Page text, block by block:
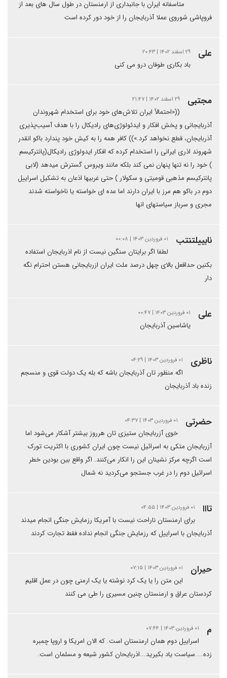
متاسفانه ایران با جانبداری از ارمنستان در طول سال های بعد از
فروپاشی شوروی عملا آذربایجان را از خود دور کرده است
علی ۲۹ اسفند ۱۴۰۲ | ۲۰:۴۳
باد بکاری طوفان درو می کنی
مجتبی ۲۹ اسفند ۱۴۰۲ | ۲۱:۴۷
((«احتمالاً ایران تلاش‌های خود برای استخدام شهروندان
آذربایجانی و پخش افکار و ایدئولوژی‌های رادیکال را با هدف آسیب‌پذیری
آذربایجان، قطع نخواهد کرد.»)) کافر همه را به کیش خود پندارد باکو انقدر
شهروند اذری ایرانی را استخدام کرده که افکار ایدولوژی رادیکال(پانترکیسم
) خود را نه تنها پنهان نمی کند بلکه مانند ویروس گسترش میدهد (لابی
پانترکیسم مذهبی قومیتی و سکولار ) حتی غربیها اذعان به تشکیل اسراییل
دوم در باکو هم مرز با ایران دارند اما عده ای خواسته یا ناخواسته شدند
مجری و سرباز سیاستهای انها
نابییلتنتب ۰۱ فروردین ۱۴۰۳ | ۰۰:۰۸
لطفا اگر برایتان سنگین نیست از نام اذربایجان استفاده
بکنین حداقعل بالای چهل درصد ملت ایران ازربایجانی هستن احترام نگه
دار
علی ۰۱ فروردین ۱۴۰۳ | ۰۰:۴۷
یاشاسین آذربایجان
ناظری ۰۱ فروردین ۱۴۰۳ | ۰۴:۲۹
اگه منظور تان آذربایجان باشه که بله یک دولت قوی و منسجم
زنده باد آذربایجان
حضرتی ۰۱ فروردین ۱۴۰۳ | ۰۴:۳۷
خوی آزربایجان ستیزی تان هرروز بیشتر آشکار می‌شود اما
آزربایجان متکی به اسرائیل نیست چون ایران کشوری با اکثریت تورک
است اگرچه مرکز نشینان این را انکار می‌کنند. اگر واقع بین بودین خطر
اسرائیل دوم را در غرب جستجو می‌کردید نه شمال
تااا ۰۱ فروردین ۱۴۰۳ | ۰۴:۵۵
برای ارمنستان ناراحت نیست با آمریکا رزمایش جنگی انجام میدند
آذربایجان با اسراییل که رزمایش جنگی انجام نداده فقط تجارت کردند
حیران ۰۱ فروردین ۱۴۰۳ | ۰۷:۱۵
این متن را یا یک کرد نوشته یا یک ارمنی چون در عمل اقلیم
کردستان عراق و ارمنستان چنین مسیری را طی می کنند
م ۰۱ فروردین ۱۴۰۳ | ۰۷:۴۴
اسراییل دوم همان ارمنستان است. که الان امریکا و اروپا چمبره
زده....سیاست یاد بکیرید...اذربایحان کشور شیعه و مسلمان است.